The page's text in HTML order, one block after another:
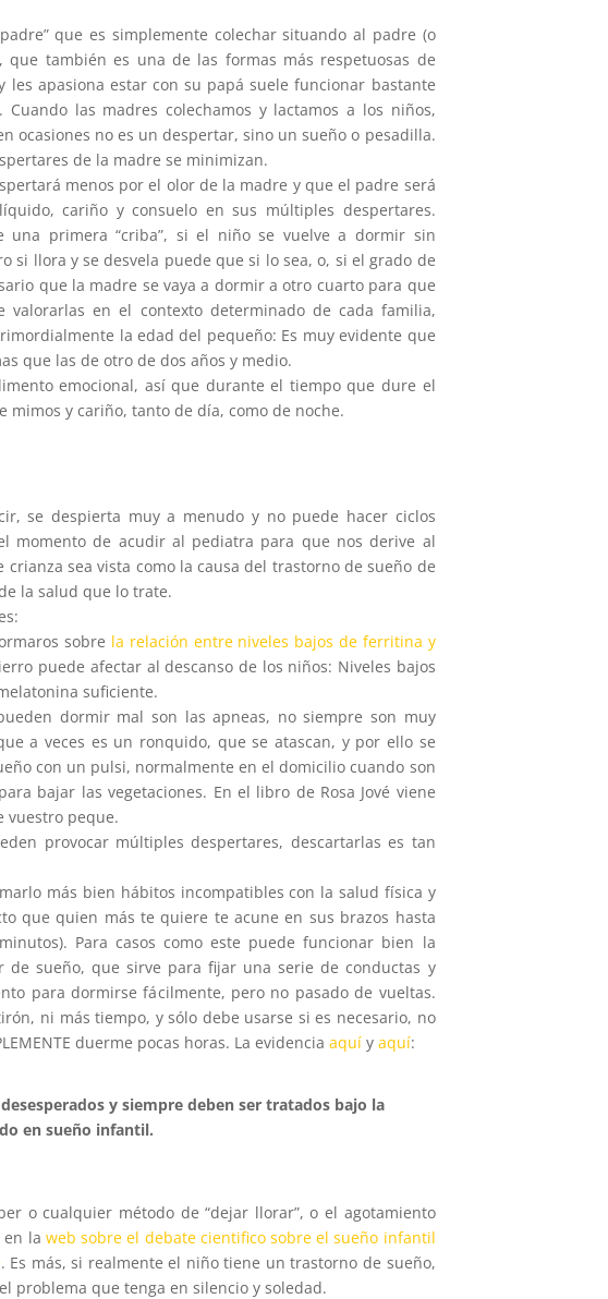
que es simplemente colechar situando al padre (o
también es una de las formas más respetuosas de
apasiona estar con su papá suele funcionar bastante
las madres colechamos y lactamos a los niños,
ocasiones no es un despertar, sino un sueño o pesadilla.
de la madre se minimizan.
menos por el olor de la madre y que el padre será
cariño y consuelo en sus múltiples despertares.
una primera “criba”, si el niño se vuelve a dormir sin
si llora y se desvela puede que si lo sea, o, si el grado de
que la madre se vaya a dormir a otro cuarto para que
en el contexto determinado de cada familia,
la edad del pequeño: Es muy evidente que
que las de otro de dos años y medio.
emocional, así que durante el tiempo que dure el
y cariño, tanto de día, como de noche.
se despierta muy a menudo y no puede hacer ciclos
momento de acudir al pediatra para que nos derive al
sea vista como la causa del trastorno de sueño de
la salud que lo trate.
sobre la relación entre niveles bajos de ferritina y
puede afectar al descanso de los niños: Niveles bajos
suficiente.
dormir mal son las apneas, no siempre son muy
a veces es un ronquido, que se atascan, y por ello se
con un pulsi, normalmente en el domicilio cuando son
bajar las vegetaciones. En el libro de Rosa Jové viene
vuestro peque.
provocar múltiples despertares, descartarlas es tan
más bien hábitos incompatibles con la salud física y
que quien más te quiere te acune en sus brazos hasta
Para casos como este puede funcionar bien la
sueño, que sirve para fijar una serie de conductas y
para dormirse fácilmente, pero no pasado de vueltas.
ni más tiempo, y sólo debe usarse si es necesario, no
duerme pocas horas. La evidenciaaquíyaquí:
y siempre deben ser tratados bajo la
en sueño infantil.
o cualquier método de “dejar llorar”, o el agotamiento
en la web sobre el debate cientifico sobre el sueño infantil
. Es más, si realmente el niño tiene un trastorno de sueño,
problema que tenga en silencio y soledad.